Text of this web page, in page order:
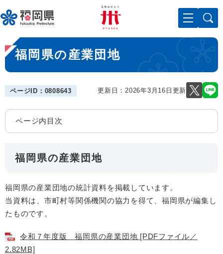
ー
ジ
先
頭
で
メニューを飛ばして本文へ
本
文
福岡県の産業団地
ページID：0808643 更新日：2026年3月16日更新
ページ内目次
福岡県の産業団地
福岡県の産業団地の統計資料を掲載しています。
当資料は、市町村等関係機関の協力を得て、福岡県が編集し
たものです。
令和７年度版 福岡県の産業団地 [PDFファイル／
2.82MB]